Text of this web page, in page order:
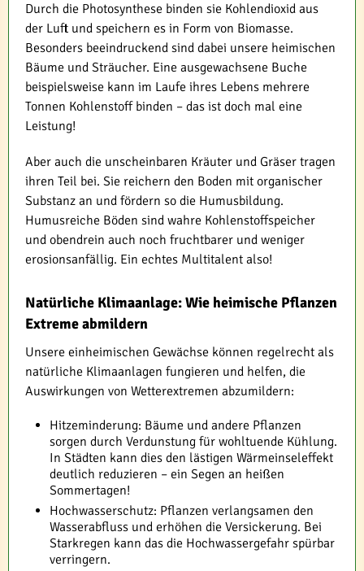
Durch die Photosynthese binden sie Kohlendioxid aus
der Luft und speichern es in Form von Biomasse.
Besonders beeindruckend sind dabei unsere heimischen
Bäume und Sträucher. Eine ausgewachsene Buche
beispielsweise kann im Laufe ihres Lebens mehrere
Tonnen Kohlenstoff binden – das ist doch mal eine
Leistung!
Aber auch die unscheinbaren Kräuter und Gräser tragen
ihren Teil bei. Sie reichern den Boden mit organischer
Substanz an und fördern so die Humusbildung.
Humusreiche Böden sind wahre Kohlenstoffspeicher
und obendrein auch noch fruchtbarer und weniger
erosionsanfällig. Ein echtes Multitalent also!
Natürliche Klimaanlage: Wie heimische Pflanzen
Extreme abmildern
Unsere einheimischen Gewächse können regelrecht als
natürliche Klimaanlagen fungieren und helfen, die
Auswirkungen von Wetterextremen abzumildern:
Hitzeminderung: Bäume und andere Pflanzen
sorgen durch Verdunstung für wohltuende Kühlung.
In Städten kann dies den lästigen Wärmeinseleffekt
deutlich reduzieren – ein Segen an heißen
Sommertagen!
Hochwasserschutz: Pflanzen verlangsamen den
Wasserabfluss und erhöhen die Versickerung. Bei
Starkregen kann das die Hochwassergefahr spürbar
verringern.